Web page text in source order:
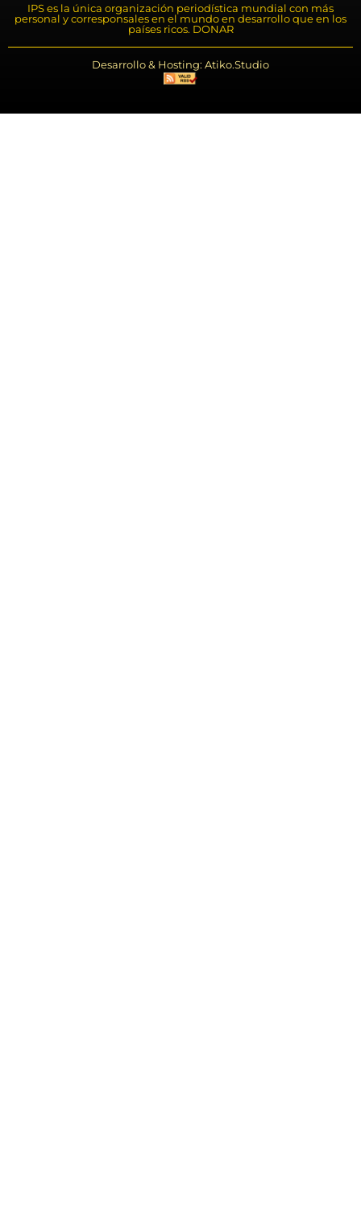
IPS es la única organización periodística mundial con más
personal y corresponsales en el mundo en desarrollo que en los
países ricos. DONAR
Desarrollo & Hosting: Atiko.Studio